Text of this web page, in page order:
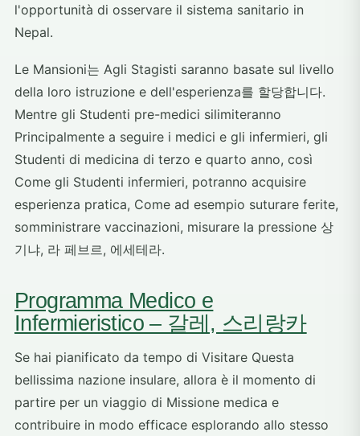
l'opportunità di osservare il sistema sanitario in
Nepal.
Le Mansioni는 Agli Stagisti saranno basate sul livello
della loro istruzione e dell'esperienza를 할당합니다.
Mentre gli Studenti pre-medici silimiteranno
Principalmente a seguire i medici e gli infermieri, gli
Studenti di medicina di terzo e quarto anno, così
Come gli Studenti infermieri, potranno acquisire
esperienza pratica, Come ad esempio suturare ferite,
somministrare vaccinazioni, misurare la pressione 상
기냐, 라 페브르, 에세테라.
Programma Medico e
Infermieristico – 갈레, 스리랑카
Se hai pianificato da tempo di Visitare Questa
bellissima nazione insulare, allora è il momento di
partire per un viaggio di Missione medica e
contribuire in modo efficace esplorando allo stesso